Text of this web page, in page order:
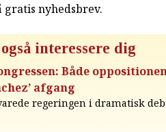
nyhedsbrev.
interessere dig
Både
afgang
regeringen i dramatisk